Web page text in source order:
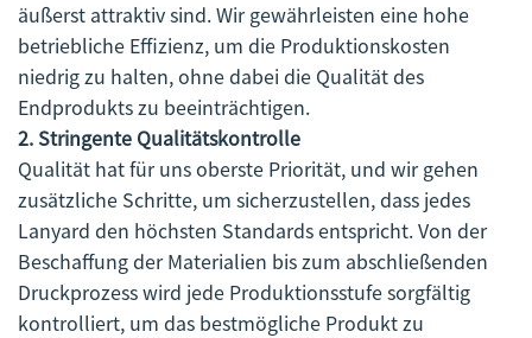
äußerst attraktiv sind. Wir gewährleisten eine hohe
betriebliche Effizienz, um die Produktionskosten
niedrig zu halten, ohne dabei die Qualität des
Endprodukts zu beeinträchtigen.
2. Stringente Qualitätskontrolle
Qualität hat für uns oberste Priorität, und wir gehen
zusätzliche Schritte, um sicherzustellen, dass jedes
Lanyard den höchsten Standards entspricht. Von der
Beschaffung der Materialien bis zum abschließenden
Druckprozess wird jede Produktionsstufe sorgfältig
kontrolliert, um das bestmögliche Produkt zu